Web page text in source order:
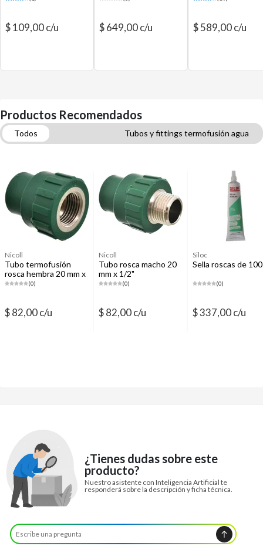
$ 109,00 c/u $ 649,00 c/u $ 589,00 c/u
Productos Recomendados
Todos
Tubos y fittings termofusión agua
Alicates, pinzas y tenazas
Abrazaderas
Cañerías de cobre y fittings para gas
Nicoll
Tubo termofusión
rosca hembra 20 mm x
1/2"
(0)
$ 82,00 c/u
Nicoll
Tubo rosca macho 20
mm x 1/2"
(0)
$ 82,00 c/u
Siloc
Sella roscas de
(0)
$ 337,00 c/u
¿Tienes dudas sobre este
producto?
Nuestro asistente con Inteligencia Artificial te
responderá sobre la descripción y ficha técnica.